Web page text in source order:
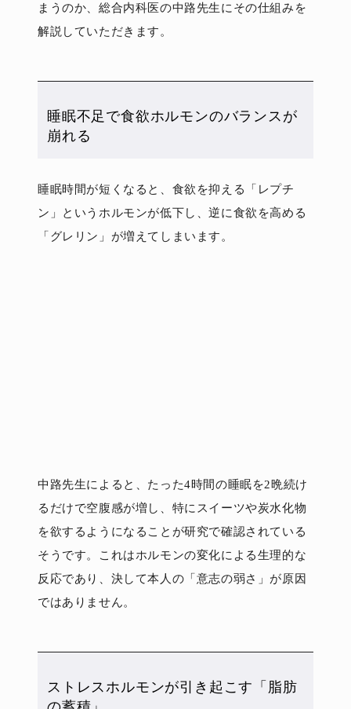
まうのか、総合内科医の中路先生にその仕組みを
解説していただきます。
睡眠不足で食欲ホルモンのバランスが
崩れる
睡眠時間が短くなると、食欲を抑える「レプチ
ン」というホルモンが低下し、逆に食欲を高める
「グレリン」が増えてしまいます。
中路先生によると、たった4時間の睡眠を2晩続け
るだけで空腹感が増し、特にスイーツや炭水化物
を欲するようになることが研究で確認されている
そうです。これはホルモンの変化による生理的な
反応であり、決して本人の「意志の弱さ」が原因
ではありません。
ストレスホルモンが引き起こす「脂肪